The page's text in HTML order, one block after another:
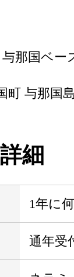
那国ベー
町 与那国
細
1年に
通年受